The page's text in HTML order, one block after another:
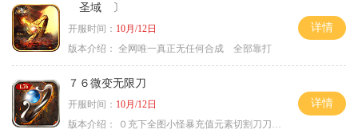
圣域 〕
开服时间： 10月/12日
版本介绍： 全网唯一真正无任何合成 全部靠打
详情
７６微变无限刀
开服时间： 10月/12日
版本介绍：
０充下全图小怪暴充值元素切割刀刀极品
详情